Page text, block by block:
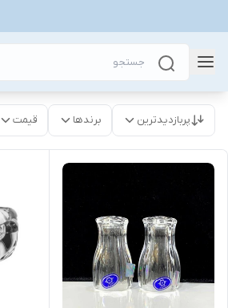
پربازدیدترین برندها قیمت